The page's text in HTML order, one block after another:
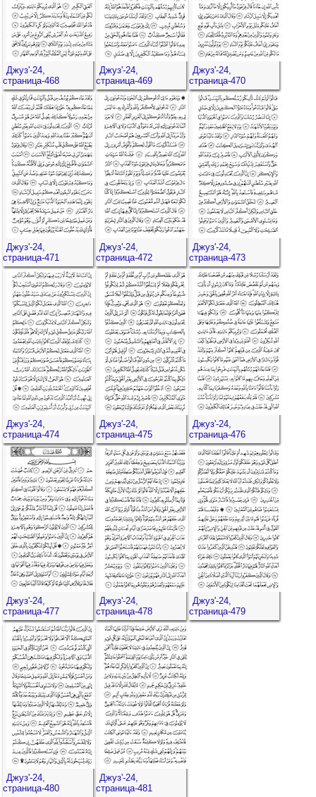
Джуз'-24,
страница-468
Джуз'-24,
страница-469
Джуз'-24,
страница-470
Джуз'-24,
страница-471
Джуз'-24,
страница-472
Джуз'-24,
страница-473
Джуз'-24,
страница-474
Джуз'-24,
страница-475
Джуз'-24,
страница-476
Джуз'-24,
страница-477
Джуз'-24,
страница-478
Джуз'-24,
страница-479
Джуз'-24,
страница-480
Джуз'-24,
страница-481